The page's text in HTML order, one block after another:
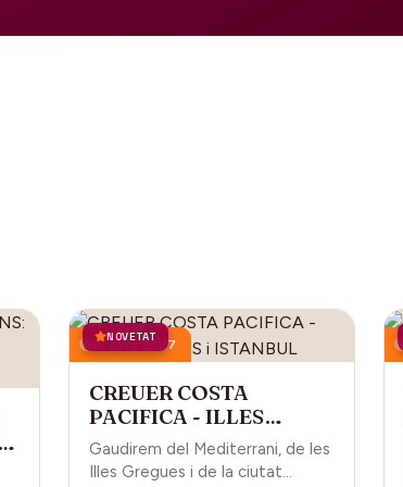
NOVETAT
18 juny 2027
CREUER COSTA
PACIFICA - ILLES
GREGUES i ISTANBUL
Gaudirem del Mediterrani, de les
Illes Gregues i de la ciutat